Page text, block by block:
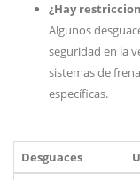
¿Hay
Algunos
seguridad en la
sistemas de
específicas.
Desguaces